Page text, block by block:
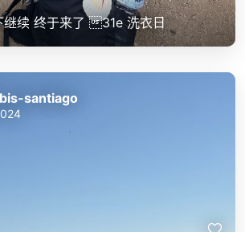
继续 终于来了 31e 洗衣日
santiago